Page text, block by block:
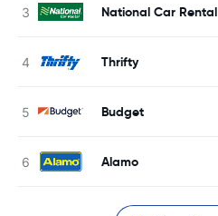
National Car Rental
Thrifty
Budget
Alamo